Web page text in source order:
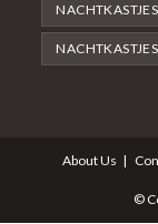
NACHTKASTJES
About Us
©